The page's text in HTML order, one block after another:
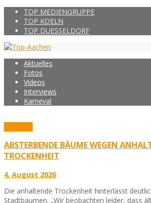
TOP MEDIENGRUPPE
TOP KOELN
TOP DUESSELDORF
Aktuelles
Fotos
Videos
Interviews
Karneval
ABSTERBENDE BÄUME WEGEN
TROCKENHEIT
4. August 2026
Die anhaltende Trockenheit hinterlässt
Stadtbäumen. „Wir beobachten leider, dass